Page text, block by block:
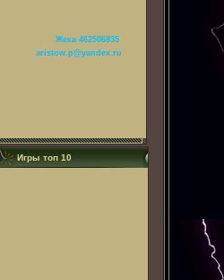
Жека 462506835
aristow.p@yandex.ru
Игры топ 10